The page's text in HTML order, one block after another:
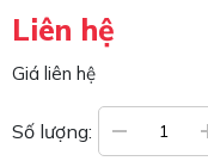
Liên hệ
Giá liên hệ
Số lượng: